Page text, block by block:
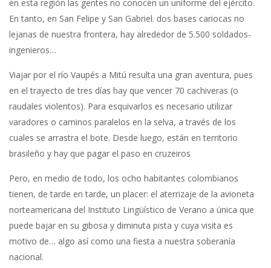
en esta región las gentes no conocen un uniforme del ejército.
En tanto, en San Felipe y San Gabriel. dos bases cariocas no
lejanas de nuestra frontera, hay alrededor de 5.500 soldados-
ingenieros…
Viajar por el río Vaupés a Mitú resulta una gran aventura, pues
en el trayecto de tres días hay que vencer 70 cachiveras (o
raudales violentos). Para esquivarlos es necesario utilizar
varadores o caminos paralelos en la selva, a través de los
cuales se arrastra el bote. Desde luego, están en territorio
brasileño y hay que pagar el paso en cruzeiros
Pero, en medio de todo, los ocho habitantes colombianos
tienen, de tarde en tarde, un placer: el aterrizaje de la avioneta
norteamericana del Instituto Lingüístico de Verano a única que
puede bajar en su gibosa y diminuta pista y cuya visita es
motivo de… algo así como una fiesta a nuestra soberanía
nacional.